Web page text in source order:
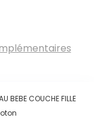
COUCHE FILLE